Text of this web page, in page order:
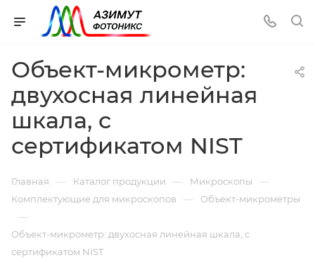
Объект-микрометр:
двухосная линейная
шкала, с
сертификатом NIST
Главная — Каталог продукции — Микроскопы —
Комплектующие для микроскопов — Объект-микрометры
—
Объект-микрометр: двухосная линейная шкала, с
сертификатом NIST